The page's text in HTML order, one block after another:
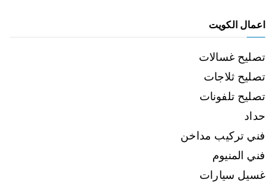
اعمال الكويت
تصليح غسالات
تصليح ثلاجات
تصليح تلفونات
حداد
فني تركيب مداخن
فني المنيوم
غسيل سيارات